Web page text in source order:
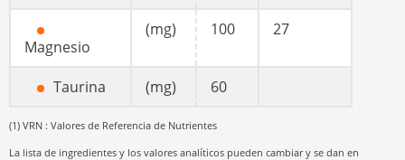
Magnesio
(mg) 100 27
Taurina (mg) 60
(1) VRN : Valores de Referencia de Nutrientes
La lista de ingredientes y los valores analíticos pueden cambiar y se dan en